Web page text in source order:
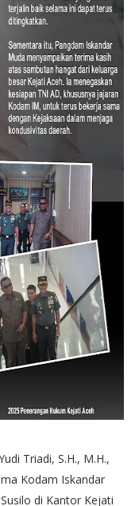
Triadi, S.H., M.H.,
Kodam Iskandar
di Kantor Kejati